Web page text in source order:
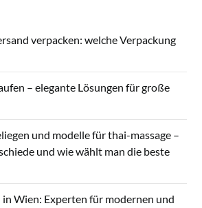
verpacken: welche Verpackung
– elegante Lösungen für große
und modelle für thai-massage –
und wie wählt man die beste
Wien: Experten für modernen und